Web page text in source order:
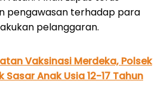
pengawasan terhadap para
pelanggaran.
Vaksinasi Merdeka, Polsek
Anak Usia 12-17 Tahun